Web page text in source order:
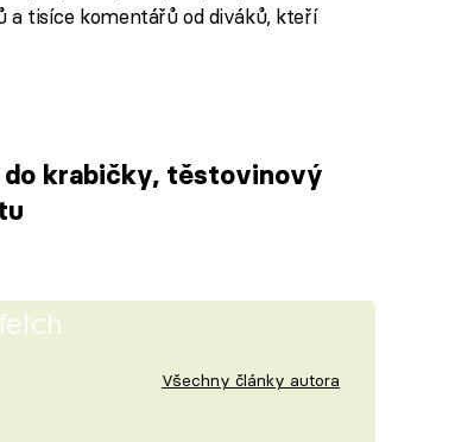
a tisíce komentářů od diváků, kteří
krabičky, těstovinový
Všechny články autora